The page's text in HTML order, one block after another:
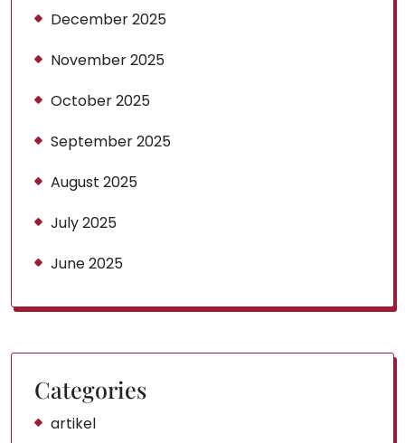
December 2025
November 2025
October 2025
September 2025
August 2025
July 2025
June 2025
Categories
artikel